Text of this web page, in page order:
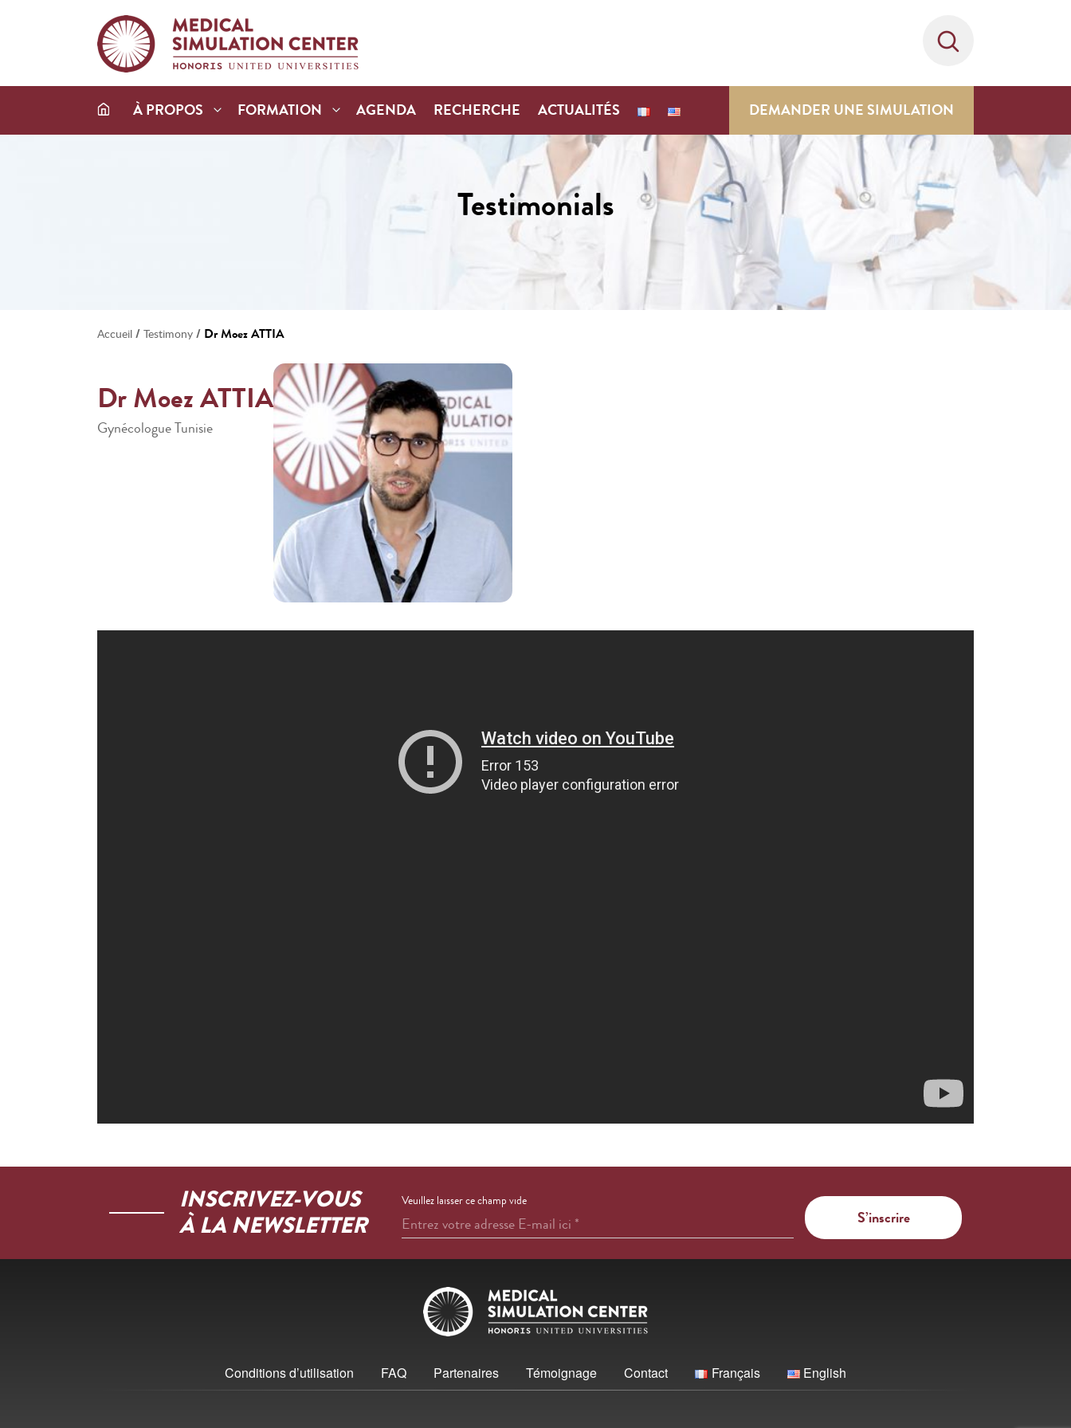
À PROPOS FORMATION AGENDA RECHERCHE ACTUALITÉS DEMANDER UNE SIMULATION
Testimonials
Accueil / Testimony / Dr Moez ATTIA
Dr Moez ATTIA
Gynécologue Tunisie
INSCRIVEZ-VOUS
À LA NEWSLETTER
Veuillez laisser ce champ vide
Entrez votre adresse E-mail ici*
Conditions d’utilisation FAQ Partenaires Témoignage Contact Français English